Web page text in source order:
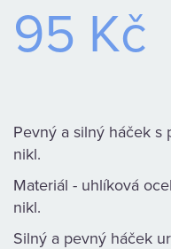
ÚLOVEK
TOP
NÁS
OBCHODNÍ
PODMÍNKY
95 Kč
Pevný a silný háček
nikl.
Materiál - uhlíková
nikl.
Silný a pevný háček